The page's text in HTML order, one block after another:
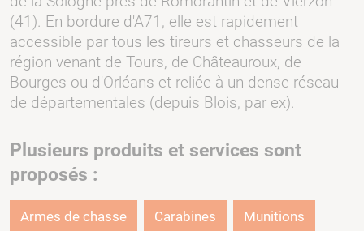
(41). En bordure d'A71, elle est rapidement
accessible par tous les tireurs et chasseurs de la
région venant de Tours, de Châteauroux, de
Bourges ou d'Orléans et reliée à un dense réseau
de départementales (depuis Blois, par ex).
Plusieurs produits et services sont
proposés :
Armes de chasse Carabines Munitions